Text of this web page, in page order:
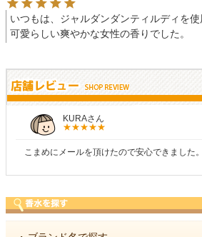
いつもは、ジャルダンダンティルディを使
可愛らしい爽やかな女性の香りでした。
KURAさん
こまめにメールを頂けたので安心できました。